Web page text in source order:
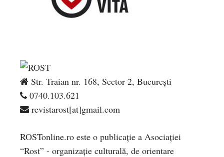
Str. Traian nr. 168, Sector 2, București
0740.103.621
revistarost[at]gmail.com
ROSTonline.ro este o publicaţie a Asociaţiei
“Rost” - organizaţie culturală, de orientare